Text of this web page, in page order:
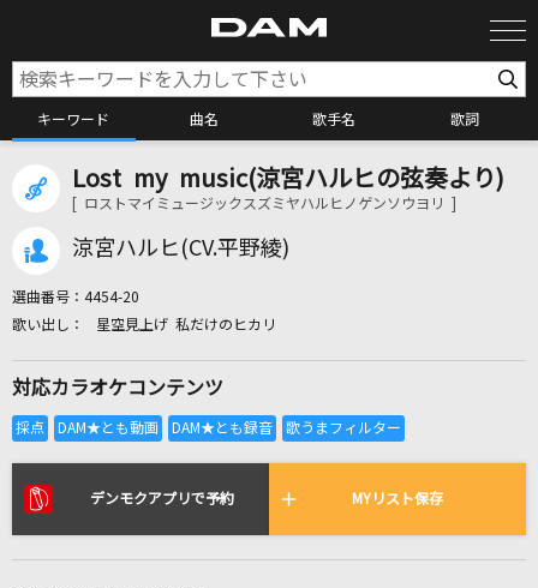
キーワード 曲名 歌手名 歌詞
カラオケ検索
カラオケ店舗検索
全国りれき
リアルタイムで歌われている曲の一覧
Lost my music(涼宮ハルヒの弦奏より)
[ ロストマイミュージックスズミヤハルヒノゲンソウヨリ ]
涼宮ハルヒ(CV.平野綾)
選曲番号： 4454-20
星空見上げ 私だけのヒカリ
対応カラオケコンテンツ
デンモクアプリで予約 MYリスト保存